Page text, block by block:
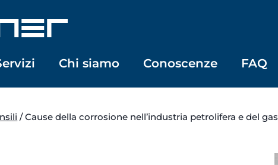
Chi siamo Conoscenze FAQ
/ Cause della corrosione nell’industria petrolifera e del gas